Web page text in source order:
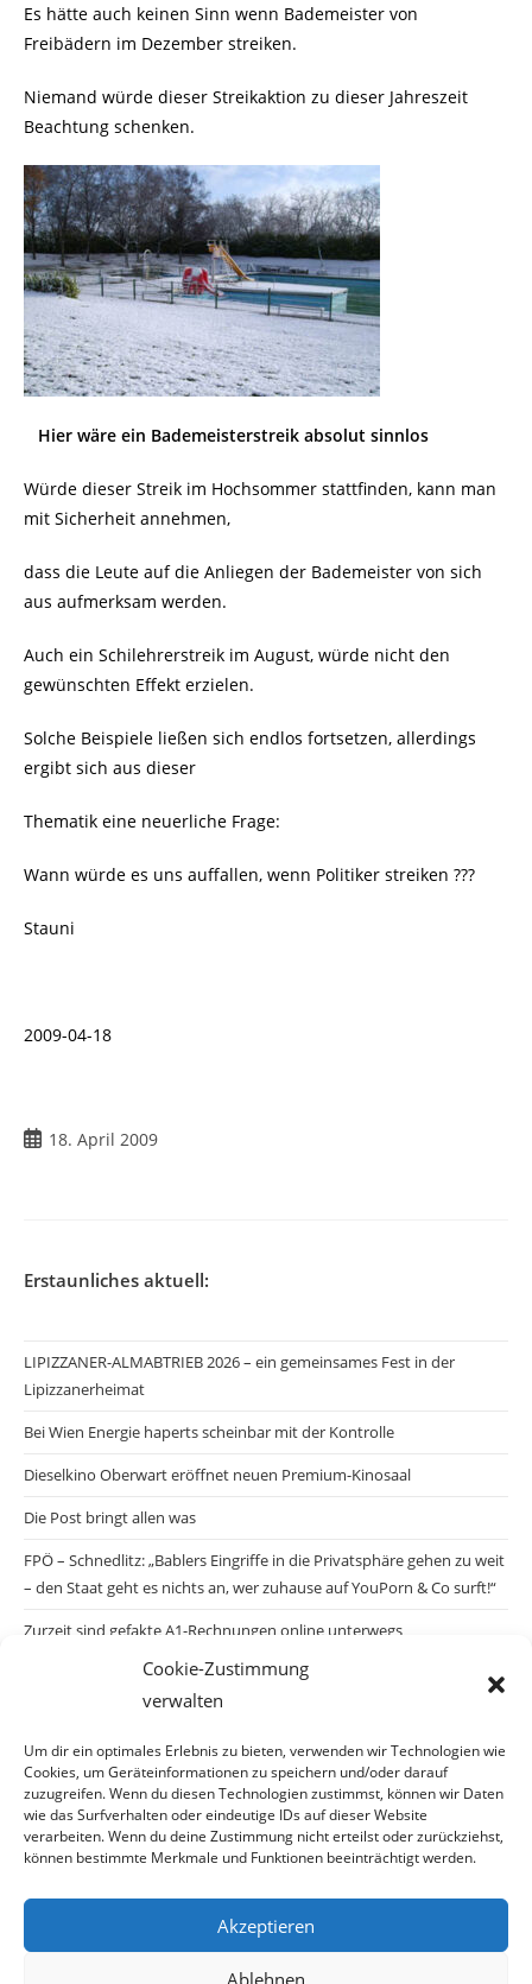
Cookie-Zustimmung
verwalten
Um dir ein optimales Erlebnis zu bieten, verwenden wir Technologien wie
Cookies, um Geräteinformationen zu speichern und/oder darauf
zuzugreifen. Wenn du diesen Technologien zustimmst, können wir Daten
wie das Surfverhalten oder eindeutige IDs auf dieser Website
verarbeiten. Wenn du deine Zustimmung nicht erteilst oder zurückziehst,
können bestimmte Merkmale und Funktionen beeinträchtigt werden.
Akzeptieren
Ablehnen
Es hätte auch keinen Sinn wenn Bademeister von
Freibädern im Dezember streiken.
Niemand würde dieser Streikaktion zu dieser Jahreszeit
Beachtung schenken.
Hier wäre ein Bademeisterstreik absolut sinnlos
Würde dieser Streik im Hochsommer stattfinden, kann man
mit Sicherheit annehmen,
dass die Leute auf die Anliegen der Bademeister von sich
aus aufmerksam werden.
Auch ein Schilehrerstreik im August, würde nicht den
gewünschten Effekt erzielen.
Solche Beispiele ließen sich endlos fortsetzen, allerdings
ergibt sich aus dieser
Thematik eine neuerliche Frage:
Wann würde es uns auffallen, wenn Politiker streiken ???
Stauni
2009-04-18
Beitrag18. April 2009
Erstaunliches aktuell:
LIPIZZANER-ALMABTRIEB 2026 – ein gemeinsames Fest in der
Lipizzanerheimat
Bei Wien Energie haperts scheinbar mit der Kontrolle
Dieselkino Oberwart eröffnet neuen Premium-Kinosaal
Die Post bringt allen was
FPÖ – Schnedlitz: „Bablers Eingriffe in die Privatsphäre gehen zu weit
– den Staat geht es nichts an, wer zuhause auf YouPorn & Co surft!“
Zurzeit sind gefakte A1-Rechnungen online unterwegs
Salzburgs Juden und ihre Sicherheit: „Erst nach einem Anschlag wäre
die Gefahr endlich konkret!“
Biologisches Wunder in Ceuta
Ein vermeintliches Abschiebemärchen
Archiv